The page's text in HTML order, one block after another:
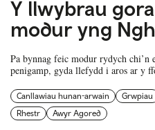
Y llwybrau
modur yng
Pa bynnag feic modur rydych
penigamp, gyda llefydd i aros ar y
Canllawiau hunan-arwain Grwpiau
Rhestr
Awyr Agored